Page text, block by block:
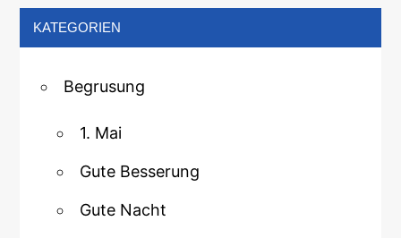
KATEGORIEN
Begrusung
1. Mai
Gute Besserung
Gute Nacht